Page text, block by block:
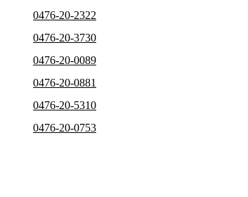
0476-20-2322
0476-20-3730
0476-20-0089
0476-20-0881
0476-20-5310
0476-20-0753